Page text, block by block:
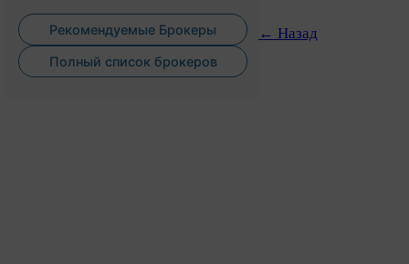
Рекомендуемые Брокеры
Полный список брокеров
← Назад